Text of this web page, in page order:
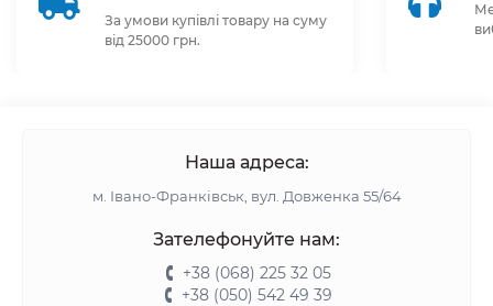
За умови купівлі товару на суму
від 25000 грн.
Наша адреса:
м. Івано-Франківськ, вул. Довженка 55/64
Зателефонуйте нам:
+38 (068) 225 32 05
+38 (050) 542 49 39